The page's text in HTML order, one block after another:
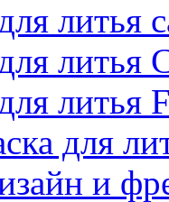
литья
литья
литья
для
и